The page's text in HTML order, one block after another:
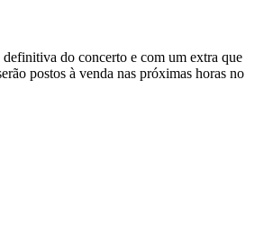
do concerto e com um extra que
postos à venda nas próximas horas no